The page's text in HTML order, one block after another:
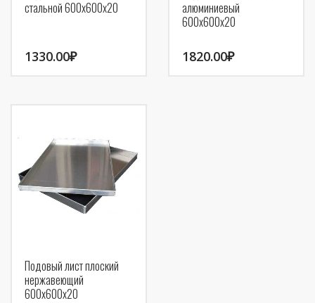
стальной 600х600х20
1330.00₽
алюминиевый
600х600х20
1820.00₽
Подовый лист плоский
нержавеющий
600х600х20